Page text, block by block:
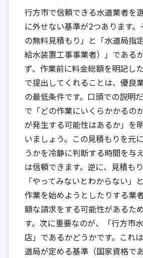
行方市で信頼できる水道業者を
に外せない基準が2つあります
の無料見積もり」と「水道局指
給水装置工事事業者）」である
ず、作業前に料金総額を明記し
で提出してくれることは、優良
の最低条件です。口頭での説明
で「どの作業にいくらかかるの
が発生する可能性はあるか」を
いましょう。この見積もりを元
うかを冷静に判断する時間を与
は信頼できます。逆に、見積もり
「やってみないとわからない」
作業を始めようとしたりする業
額な請求をする可能性があるた
す。次に重要なのが、「行方市
店」であるかどうかです。これ
道局が定める基準（国家資格で